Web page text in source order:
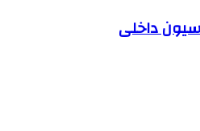
داخلی